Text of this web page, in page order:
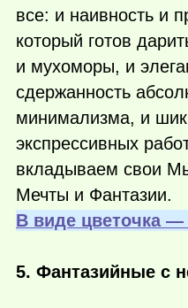
все: и наивность и
который готов
и мухоморы, и
сдержанность
минимализма, и шик
экспрессивных
вкладываем свои
Мечты и Фантазии.
В виде цветочка
5. Фантазийные с